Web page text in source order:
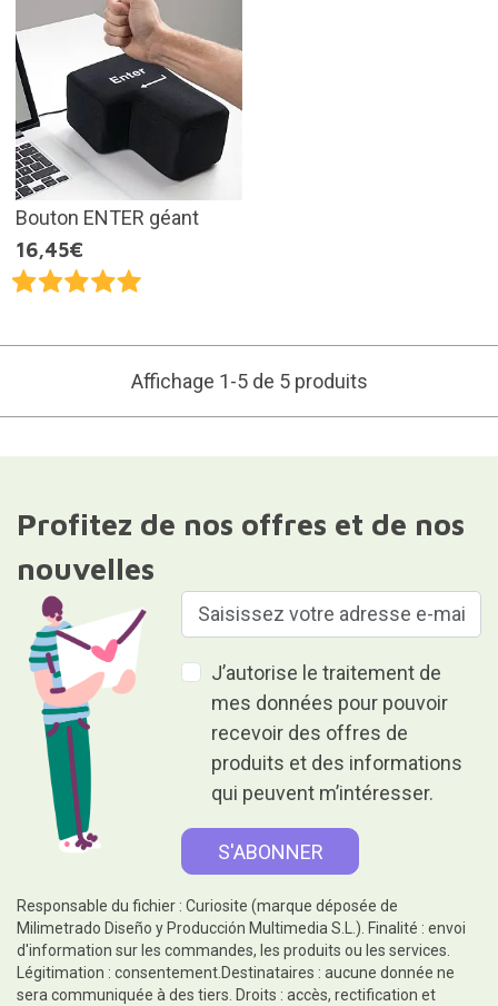
Bouton ENTER géant
16,45€
Affichage 1-5 de 5 produits
Profitez de nos offres et de nos
nouvelles
J’autorise le traitement de
mes données pour pouvoir
recevoir des offres de
produits et des informations
qui peuvent m’intéresser.
Responsable du fichier : Curiosite (marque déposée de
Milimetrado Diseño y Producción Multimedia S.L.). Finalité : envoi
d'information sur les commandes, les produits ou les services.
Légitimation : consentement.Destinataires : aucune donnée ne
sera communiquée à des tiers. Droits : accès, rectification et